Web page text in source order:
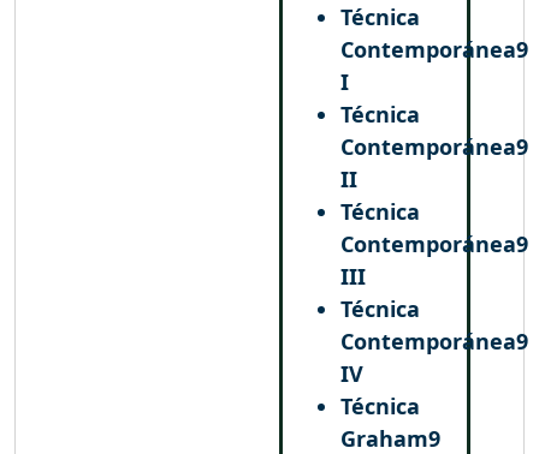
Técnica
Contemporánea
I
9
Técnica
Contemporánea
II
9
Técnica
Contemporánea
III
9
Técnica
Contemporánea
IV
9
Técnica
Graham9